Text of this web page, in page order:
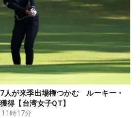
人が来季出場権つかむ ルーキー・
得【台湾女子QT】
時17分